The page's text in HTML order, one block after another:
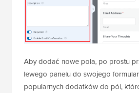
Aby dodać nowe pola, po prostu
lewego panelu do swojego
popularnych dodatków do pól,